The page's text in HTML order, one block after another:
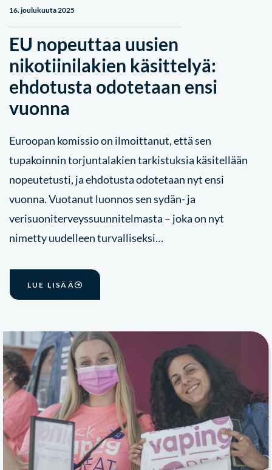
16. joulukuuta 2025
EU nopeuttaa uusien
nikotiinilakien käsittelyä:
ehdotusta odotetaan ensi
vuonna
Euroopan komissio on ilmoittanut, että sen
tupakoinnin torjuntalakien tarkistuksia käsitellään
nopeutetusti, ja ehdotusta odotetaan nyt ensi
vuonna. Vuotanut luonnos sen sydän- ja
verisuoniterveyssuunnitelmasta – joka on nyt
nimetty uudelleen turvalliseksi…
LUE LISÄÄ